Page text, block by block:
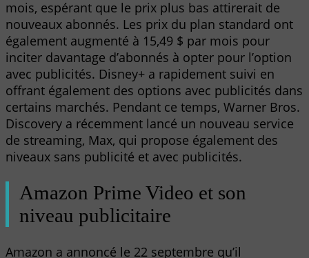
mois, espérant que le prix plus bas attirerait de
nouveaux abonnés. Les prix du plan standard ont
également augmenté à 15,49 $ par mois pour
inciter davantage d’abonnés à opter pour l’option
avec publicités. Disney+ a rapidement suivi en
offrant également des options avec publicités dans
certains marchés. Pendant ce temps, Warner Bros.
Discovery a récemment lancé un nouveau service
de streaming, Max, qui propose également des
niveaux sans publicité et avec publicités.
Amazon Prime Video et son
niveau publicitaire
Amazon a annoncé le 22 septembre qu’il